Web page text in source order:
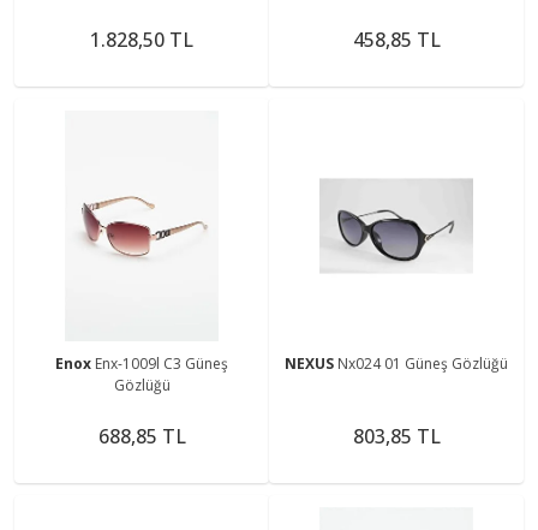
1.828,50 TL 458,85 TL
Enox Enx-1009l C3 Güneş
Gözlüğü
688,85 TL
NEXUS Nx024 01 Güneş Gözlüğü
803,85 TL